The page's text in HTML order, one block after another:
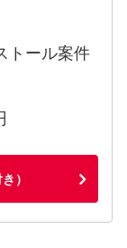
トール案件
）